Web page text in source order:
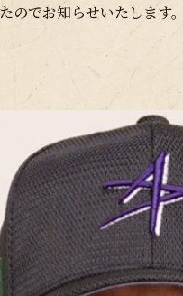
のでお知らせいたします。